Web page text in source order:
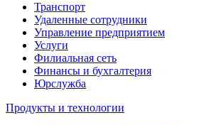
Транспорт
Удаленные сотрудники
Управление предприятием
Услуги
Филиальная сеть
Финансы и бухгалтерия
Юрслужба
Продукты и технологии